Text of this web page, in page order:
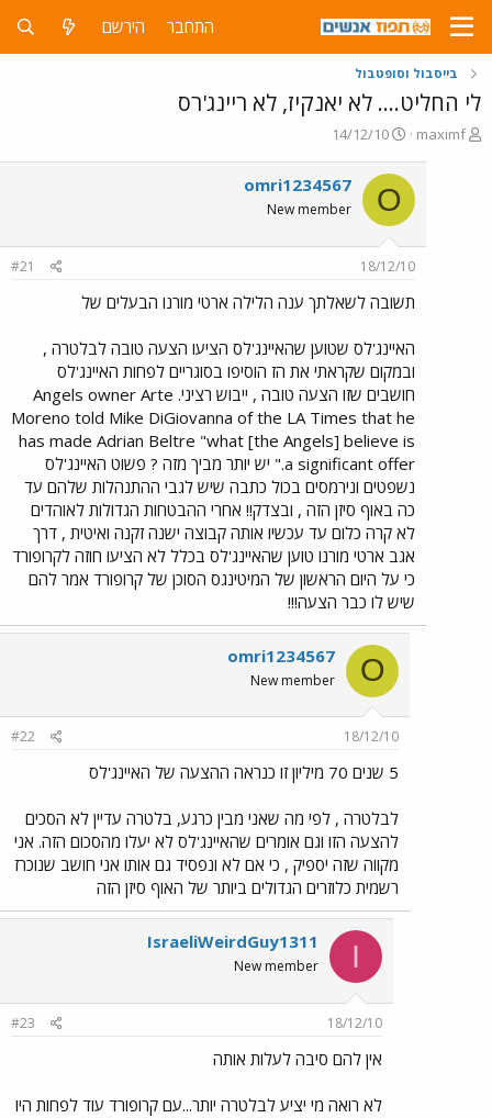
התחבר הירשם
בייסבול וסופטבול
לי החליט.... לא יאנקיז, לא ריינג'רס
פ
maximf
פ
ר
ס
ם
ב
א
י
14/12/10
O
omri1234567
New member
18/12/10
#21
תשובה לשאלתך ענה הלילה ארטי מורנו הבעלים של
האיינג'לס שטוען שהאיינג'לס הציעו הצעה טובה לבלטרה ,
ובמקום שקראתי את הז הוסיפו בסוגריים לפחות האיינג'לס
חושבים שזו הצעה טובה , ייבוש רציני. Angels owner Arte
Moreno told Mike DiGiovanna of the LA Times that he
has made Adrian Beltre "what [the Angels] believe is
a significant offer." יש יותר מביך מזה ? פשוט האיינג'לס
נשפטים ונירמסים בכול כתבה שיש לגבי ההתנהלות שלהם עד
כה באוף סיזן הזה , ובצדק!! אחרי ההבטחות הגדולות לאוהדים
לא קרה כלום עד עכשיו אותה קבוצה ישנה זקנה ואיטית , דרך
אגב ארטי מורנו טוען שהאיינג'לס בכלל לא הציעו חוזה לקרופורד
כי על היום הראשון של המיטינגס הסוכן של קרופורד אמר להם
שיש לו כבר הצעה!!!
O
omri1234567
New member
18/12/10
#22
5 שנים 70 מיליון זו כנראה ההצעה של האיינג'לס
לבלטרה , לפי מה שאני מבין כרגע, בלטרה עדיין לא הסכים
להצעה הזו וגם אומרים שהאיינג'לס לא יעלו מהסכום הזה. אני
מקווה שזה יספיק , כי אם לא ונפסיד גם אותו אני חושב שנוכרז
רשמית כלוזרים הגדולים ביותר של האוף סיזן הזה
I
IsraeliWeirdGuy1311
New member
18/12/10
#23
אין להם סיבה לעלות אותה
לא רואה מי יציע לבלטרה יותר...עם קרופורד עוד לפחות היו